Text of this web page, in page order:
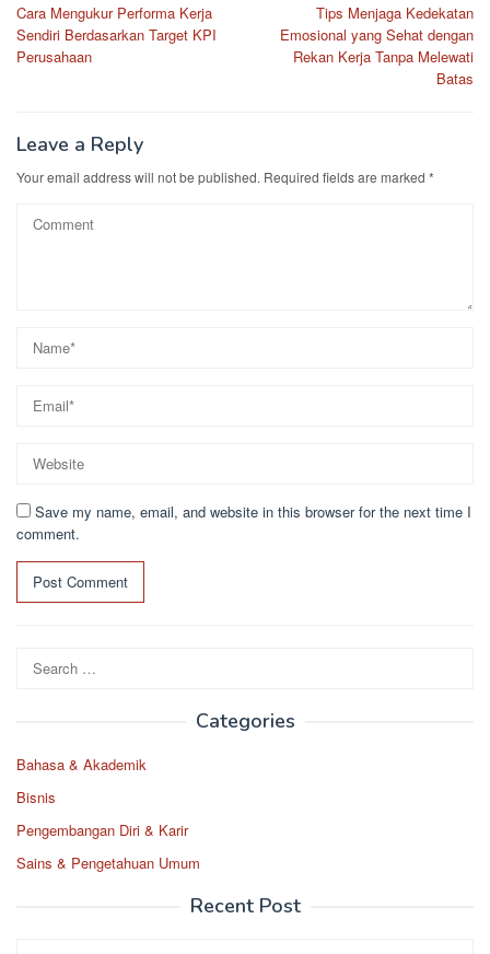
navigation
Cara Mengukur Performa Kerja
Sendiri Berdasarkan Target KPI
Perusahaan
Tips Menjaga Kedekatan
Emosional yang Sehat dengan
Rekan Kerja Tanpa Melewati
Batas
Leave a Reply
Your email address will not be published. Required fields are marked *
Save my name, email, and website in this browser for the next time I
comment.
for:
Categories
Bahasa & Akademik
Bisnis
Pengembangan Diri & Karir
Sains & Pengetahuan Umum
Recent Post